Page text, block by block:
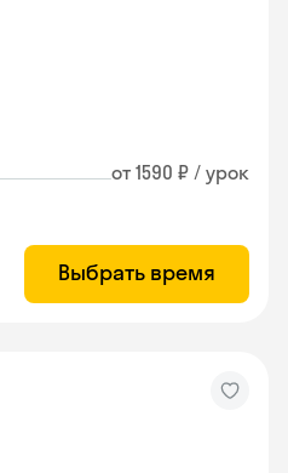
от 1590 ₽ / урок
Выбрать время